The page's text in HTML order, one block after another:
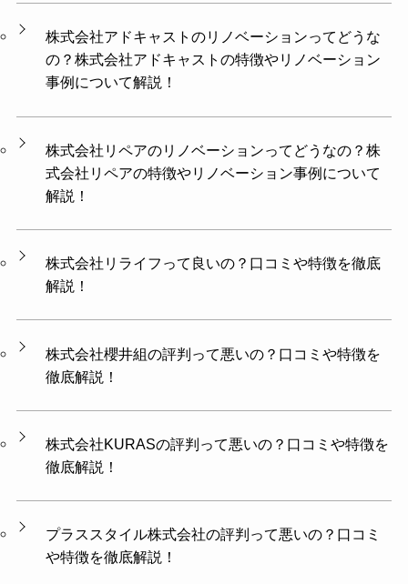
株式会社アドキャストのリノベーションってどうな
の？株式会社アドキャストの特徴やリノベーション
事例について解説！
株式会社リペアのリノベーションってどうなの？株
式会社リペアの特徴やリノベーション事例について
解説！
株式会社リライフって良いの？口コミや特徴を徹底
解説！
株式会社櫻井組の評判って悪いの？口コミや特徴を
徹底解説！
株式会社KURASの評判って悪いの？口コミや特徴を
徹底解説！
プラススタイル株式会社の評判って悪いの？口コミ
や特徴を徹底解説！